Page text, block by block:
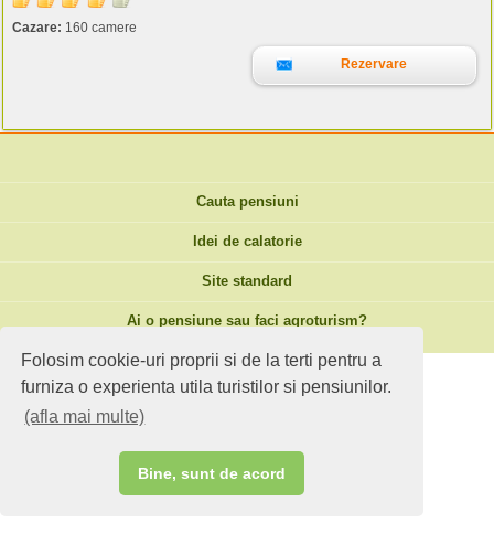
Folosim cookie-uri proprii si de la terti pentru a
furniza o experienta utila turistilor si pensiunilor.
(afla mai multe)
Bine, sunt de acord
Cazare: 160 camere
Rezervare
Cauta pensiuni
Idei de calatorie
Site standard
Ai o pensiune sau faci agroturism?